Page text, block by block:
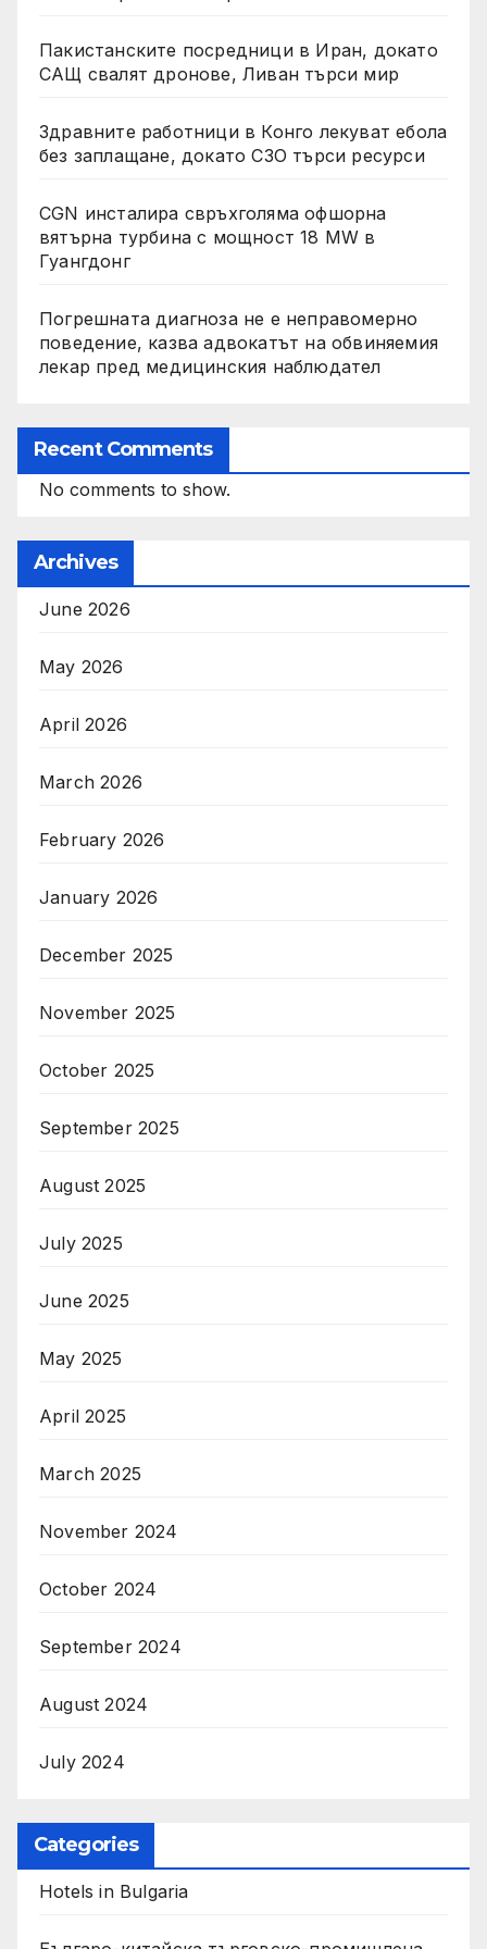
Пакистанските посредници в Иран, докато
САЩ свалят дронове, Ливан търси мир
Здравните работници в Конго лекуват ебола
без заплащане, докато СЗО търси ресурси
CGN инсталира свръхголяма офшорна
вятърна турбина с мощност 18 MW в
Гуангдонг
Погрешната диагноза не е неправомерно
поведение, казва адвокатът на обвиняемия
лекар пред медицинския наблюдател
Recent Comments
No comments to show.
Archives
June 2026
May 2026
April 2026
March 2026
February 2026
January 2026
December 2025
November 2025
October 2025
September 2025
August 2025
July 2025
June 2025
May 2025
April 2025
March 2025
November 2024
October 2024
September 2024
August 2024
July 2024
Categories
Hotels in Bulgaria